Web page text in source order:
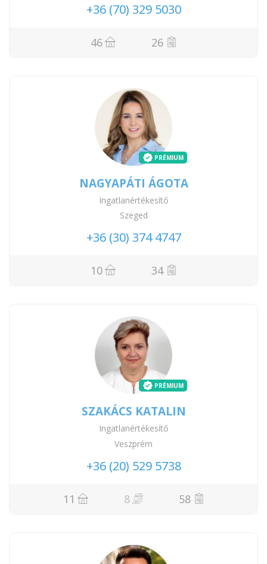
+36 (70) 329 5030
46 26
PRÉMIUM
NAGYAPÁTI ÁGOTA
Ingatlanértékesítő
Szeged
+36 (30) 374 4747
10 34
PRÉMIUM
SZAKÁCS KATALIN
Ingatlanértékesítő
Veszprém
+36 (20) 529 5738
11 8 58